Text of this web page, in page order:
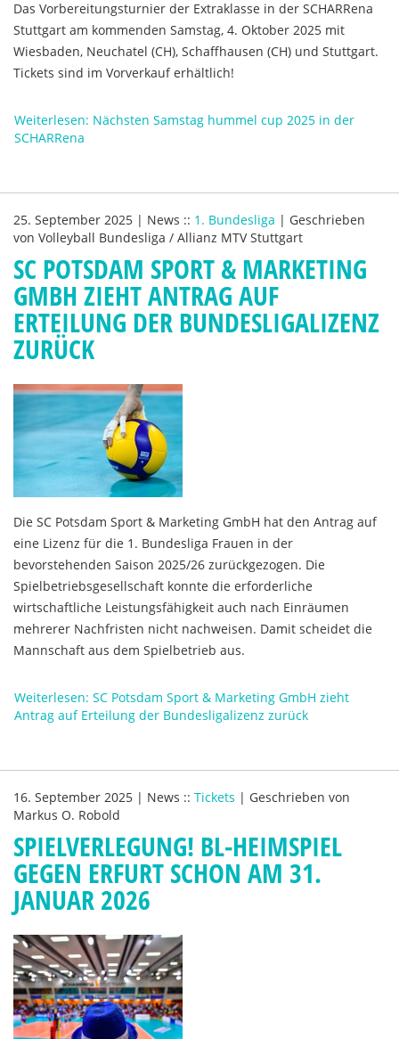
Das Vorbereitungsturnier der Extraklasse in der SCHARRena
Stuttgart am kommenden Samstag, 4. Oktober 2025 mit
Wiesbaden, Neuchatel (CH), Schaffhausen (CH) und Stuttgart.
Tickets sind im Vorverkauf erhältlich!
Weiterlesen: Nächsten Samstag hummel cup 2025 in der
SCHARRena
25. September 2025 | News :: 1. Bundesliga | Geschrieben
von Volleyball Bundesliga / Allianz MTV Stuttgart
SC POTSDAM SPORT & MARKETING
GMBH ZIEHT ANTRAG AUF
ERTEILUNG DER BUNDESLIGALIZENZ
ZURÜCK
Die SC Potsdam Sport & Marketing GmbH hat den Antrag auf
eine Lizenz für die 1. Bundesliga Frauen in der
bevorstehenden Saison 2025/26 zurückgezogen. Die
Spielbetriebsgesellschaft konnte die erforderliche
wirtschaftliche Leistungsfähigkeit auch nach Einräumen
mehrerer Nachfristen nicht nachweisen. Damit scheidet die
Mannschaft aus dem Spielbetrieb aus.
Weiterlesen: SC Potsdam Sport & Marketing GmbH zieht
Antrag auf Erteilung der Bundesligalizenz zurück
16. September 2025 | News :: Tickets | Geschrieben von
Markus O. Robold
SPIELVERLEGUNG! BL-HEIMSPIEL
GEGEN ERFURT SCHON AM 31.
JANUAR 2026